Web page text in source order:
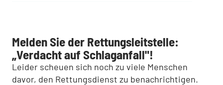
Melden Sie der Rettungsleitstelle:
„Verdacht auf Schlaganfall"!
Leider scheuen sich noch zu viele Menschen
davor, den Rettungsdienst zu benachrichtigen.